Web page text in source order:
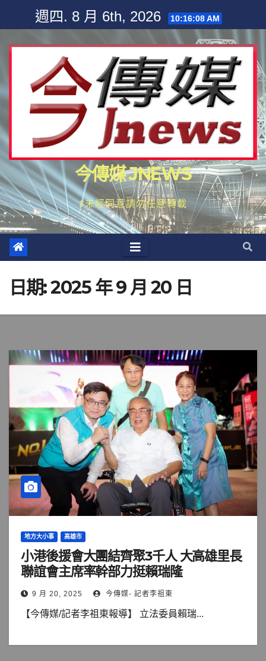
content
週四. 8 月 6th, 2026 10:16:10 AM
今傳媒 JNEWS
#未經同意請勿任意轉載
日期:2025 年 9 月 20 日
地方大小事 高雄市
小港後援會大團結齊聚3千人 大高雄里長
聯誼會主席率幹部力挺賴瑞隆
9 月 20, 2025 今傳媒- 記者李祖東
【今傳媒/記者李祖東報導】 立法委員賴瑞...